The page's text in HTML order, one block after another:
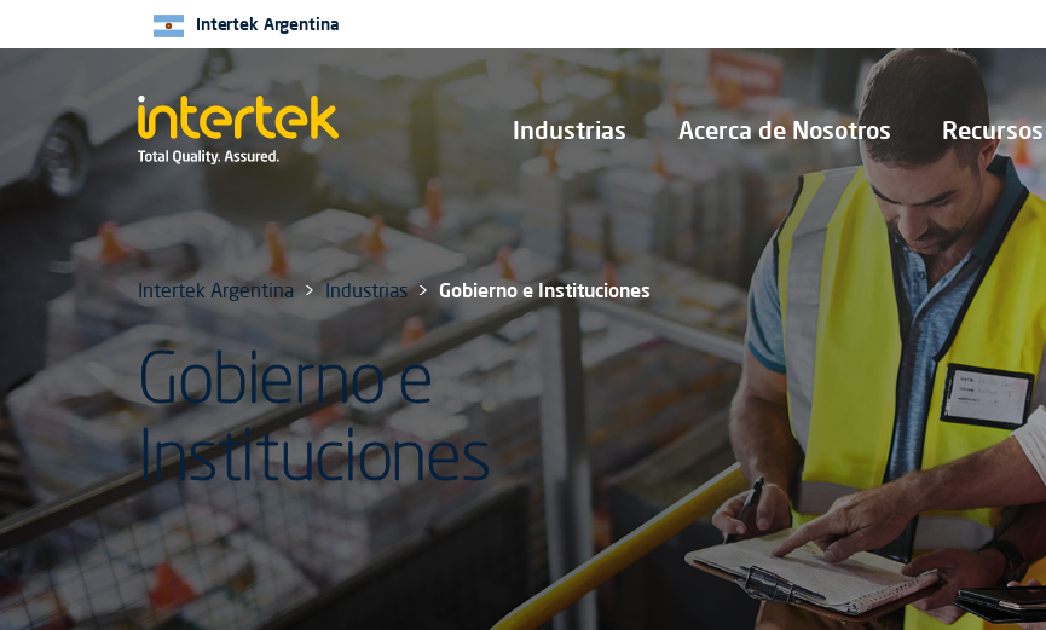
Industrias Acerca de Nosotros Recursos
Intertek Argentina
Intertek Argentina Industrias Gobierno e Instituciones
Gobierno e
Instituciones